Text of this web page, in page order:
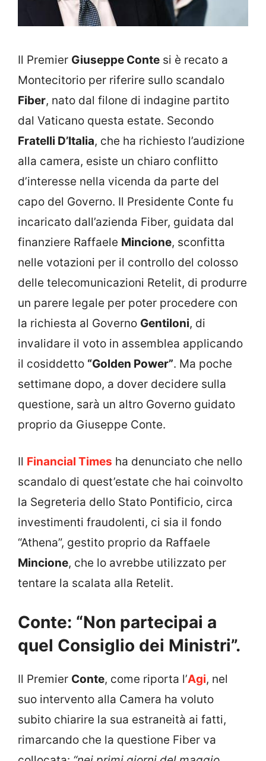
Il Premier Giuseppe Conte si è recato a
Montecitorio per riferire sullo scandalo
Fiber, nato dal filone di indagine partito
dal Vaticano questa estate. Secondo
Fratelli D’Italia, che ha richiesto l’audizione
alla camera, esiste un chiaro conflitto
d’interesse nella vicenda da parte del
capo del Governo. Il Presidente Conte fu
incaricato dall’azienda Fiber, guidata dal
finanziere Raffaele Mincione, sconfitta
nelle votazioni per il controllo del colosso
delle telecomunicazioni Retelit, di produrre
un parere legale per poter procedere con
la richiesta al Governo Gentiloni, di
invalidare il voto in assemblea applicando
il cosiddetto “Golden Power”. Ma poche
settimane dopo, a dover decidere sulla
questione, sarà un altro Governo guidato
proprio da Giuseppe Conte.
Il Financial Times ha denunciato che nello
scandalo di quest’estate che hai coinvolto
la Segreteria dello Stato Pontificio, circa
investimenti fraudolenti, ci sia il fondo
“Athena”, gestito proprio da Raffaele
Mincione, che lo avrebbe utilizzato per
tentare la scalata alla Retelit.
Conte: “Non partecipai a
quel Consiglio dei Ministri”.
Il Premier Conte, come riporta l’Agi, nel
suo intervento alla Camera ha voluto
subito chiarire la sua estraneità ai fatti,
rimarcando che la questione Fiber va